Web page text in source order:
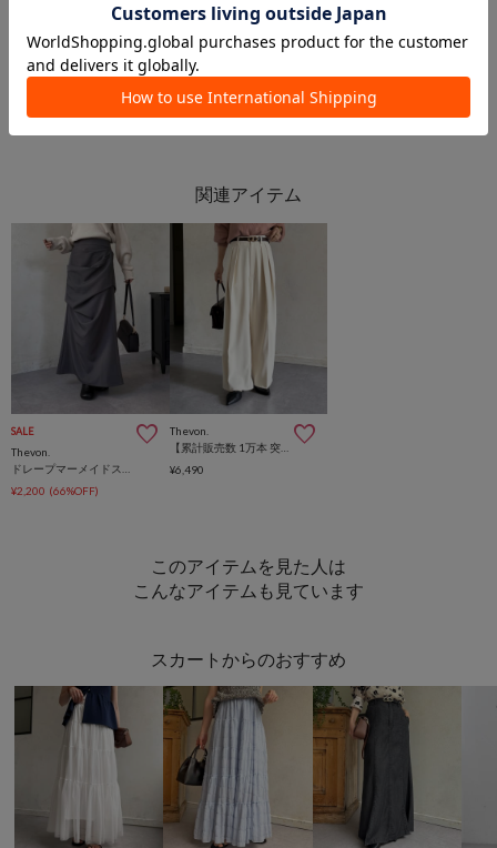
PAL GROUP OUTLET
PAL GROUP OUTLET
SALE
Thevon.
¥2,200 (66%OFF)
Thevon.
【累計販売数 1万本 突破！】2タックスラックス
¥6,490
このアイテムを見た人は
こんなアイテムも見ています
スカートからのおすすめ